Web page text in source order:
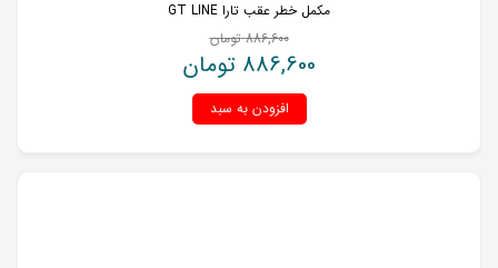
مکمل خطر عقب تارا GT LINE
886,600 تومان
886,600 تومان
افزودن به سبد